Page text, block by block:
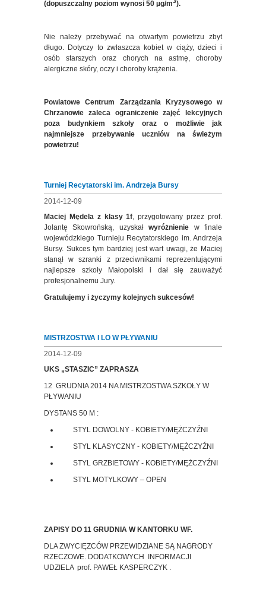
(dopuszczalny poziom wynosi 50 µg/m ).
Nie należy przebywać na otwartym powietrzu zbyt
długo. Dotyczy to zwłaszcza kobiet w ciąży, dzieci i
osób starszych oraz chorych na astmę, choroby
alergiczne skóry, oczy i choroby krążenia.
Powiatowe Centrum Zarządzania Kryzysowego w
Chrzanowie zaleca ograniczenie zajęć lekcyjnych
poza budynkiem szkoły oraz o możliwie jak
najmniejsze przebywanie uczniów na świeżym
powietrzu!
Turniej Recytatorski im. Andrzeja Bursy
2014-12-09
Maciej Mędela z klasy 1f, przygotowany przez prof.
Jolantę Skowrońską, uzyskałwyróżnienie w finale
wojewódzkiego Turnieju Recytatorskiego im. Andrzeja
Bursy. Sukces tym bardziej jest wart uwagi, że Maciej
stanął w szranki z przeciwnikami reprezentującymi
najlepsze szkoły Małopolski i dał się zauważyć
profesjonalnemu Jury.
Gratulujemy i życzymy kolejnych sukcesów!
MISTRZOSTWA I LO W PŁYWANIU
2014-12-09
UKS „STASZIC” ZAPRASZA
12 GRUDNIA 2014 NA MISTRZOSTWA SZKOŁY W
PŁYWANIU
DYSTANS 50 M :
STYL DOWOLNY - KOBIETY/MĘŻCZYŹNI
STYL KLASYCZNY - KOBIETY/MĘŻCZYŹNI
STYL GRZBIETOWY - KOBIETY/MĘŻCZYŹNI
STYL MOTYLKOWY – OPEN
ZAPISY DO 11 GRUDNIA W KANTORKU WF.
DLA ZWYCIĘZCÓW PRZEWIDZIANE SĄ NAGRODY
RZECZOWE. DODATKOWYCH INFORMACJI
UDZIELA prof. PAWEŁ KASPERCZYK .